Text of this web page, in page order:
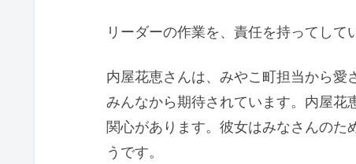
リーダーの作業を、責任を持ってして
内屋花恵さんは、みやこ町担当から愛
みんなから期待されています。内屋花
関心があります。彼女はみなさんの
うです。